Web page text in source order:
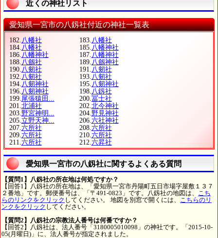
近くの神社リスト
愛知県一宮市の八釼社付近の神社一覧表
182. 八幡社 183. 八幡社
184. 八幡社 185. 八幡神社
186. 八幡神社 187. 八幡神社
188. 八劔社 189. 八劔神社
190. 八剱社 191. 八剱社
192. 八剱社 193. 八剱社
194. 八剱神社 195. 八剱神社
196. 八剱神社 198. 八釼社
199. 尾張猿田... 200. 冨士社
201. 北浦社 202. 北今神社
203. 野宮神明... 204. 野見神社
205. 立野天神... 206. 六社神社
207. 六所社 208. 六所社
209. 六所社 210. 六所社
211. 六所社 212. 六昇社
愛知県一宮市の八釼社に関するよくある質問
【質問1】八釼社の所在地は何処ですか？
【回答1】八釼社の所在地は、「愛知県一宮市丹陽町五日市場字屋敷１３７
２番地」です。郵便番号は、「〒491-0823」です。八釼社の地図は、
こち
らのリンクをクリック してください。 地図を別窓で開くには、
こちらのリ
ンクをクリック してください。
【質問2】八釼社の宗教法人番号は何番ですか？
【回答2】八釼社は、法人番号「3180005010098」の神社です。「2015-10-
05(月曜日)」に、法人番号が指定されました。